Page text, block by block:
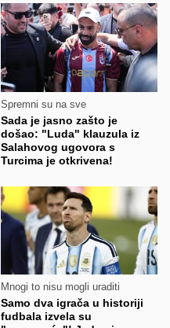
Spremni su na sve
Sada je jasno zašto je
došao: "Luda" klauzula iz
Salahovog ugovora s
Turcima je otkrivena!
Mnogi to nisu mogli uraditi
Samo dva igrača u historiji
fudbala izvela su